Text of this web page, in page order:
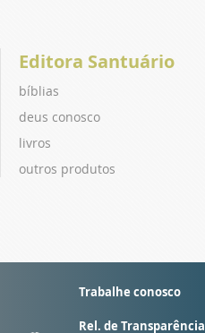
Editora Santuário
bíblias
deus conosco
livros
outros produtos
Trabalhe conosco
Rel. de Transparência